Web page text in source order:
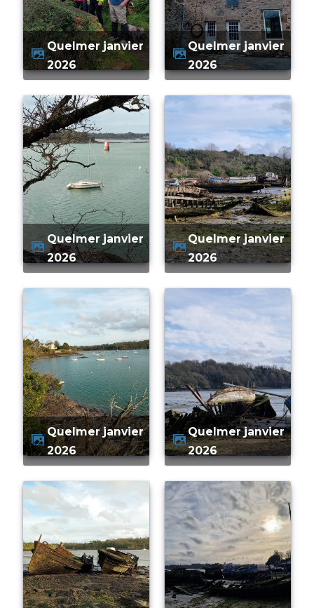
quelmer janvier
2026
quelmer janvier
2026
quelmer janvier
2026
quelmer janvier
2026
quelmer janvier
2026
quelmer janvier
2026